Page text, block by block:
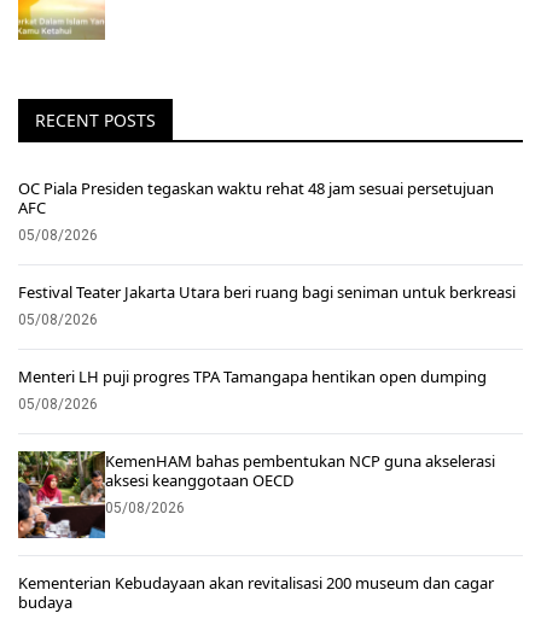
RECENT POSTS
OC Piala Presiden tegaskan waktu rehat 48 jam sesuai persetujuan
AFC
05/08/2026
Festival Teater Jakarta Utara beri ruang bagi seniman untuk berkreasi
05/08/2026
Menteri LH puji progres TPA Tamangapa hentikan open dumping
05/08/2026
KemenHAM bahas pembentukan NCP guna akselerasi
aksesi keanggotaan OECD
05/08/2026
Kementerian Kebudayaan akan revitalisasi 200 museum dan cagar
budaya